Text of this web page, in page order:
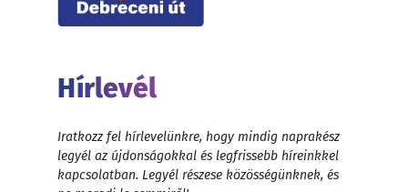
Hírlevél
Iratkozz fel hírlevelünkre, hogy mindig naprakész
legyél az újdonságokkal és legfrissebb híreinkkel
kapcsolatban. Legyél részese közösségünknek, és